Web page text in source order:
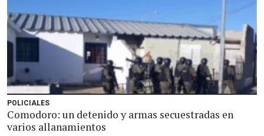
POLICIALES
Comodoro: un detenido y armas secuestradas en
varios allanamientos